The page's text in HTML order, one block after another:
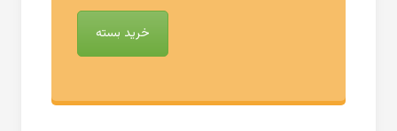
خرید بسته